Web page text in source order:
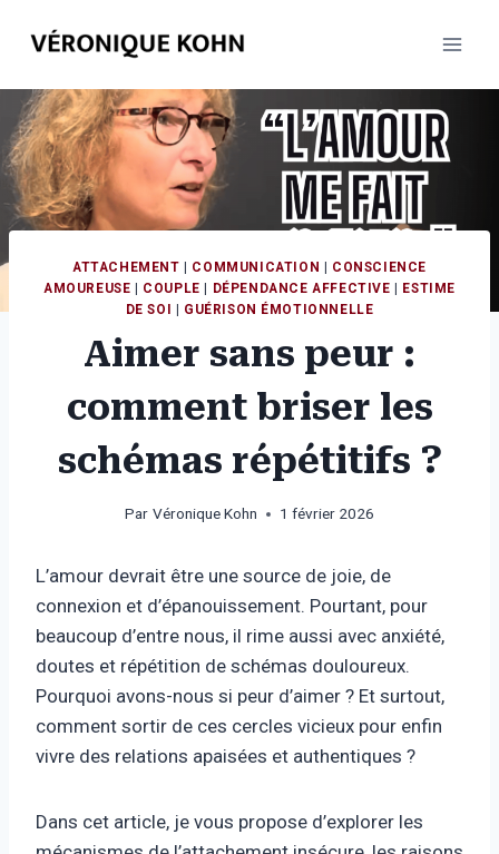
ATTACHEMENT COMMUNICATION
CONSCIENCE
AMOUREUSE
COUPLE DÉPENDANCE AFFECTIVE
ESTIME
DE SOI
GUÉRISON ÉMOTIONNELLE
Aimer sans peur :
comment briser les
schémas répétitifs ?
Par Véronique Kohn 1 février 2026
L’amour devrait être une source de joie, de
connexion et d’épanouissement. Pourtant, pour
beaucoup d’entre nous, il rime aussi avec anxiété,
doutes et répétition de schémas douloureux.
Pourquoi avons-nous si peur d’aimer ? Et surtout,
comment sortir de ces cercles vicieux pour enfin
vivre des relations apaisées et authentiques ?
Dans cet article, je vous propose d’explorer les